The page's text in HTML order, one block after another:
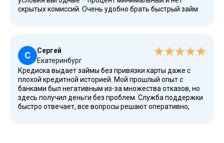
скрытых комиссий. Очень удобно брать быстрый займ
кредитованию через сервис.
С
Сергей
Екатеринбург
Кредиска выдает займы без привязки карты даже с
плохой кредитной историей. Мой прошлый опыт с
банками был негативным из-за множества отказов, но
здесь получил деньги без проблем. Служба поддержки
быстро отвечает, все вопросы решают оперативно,